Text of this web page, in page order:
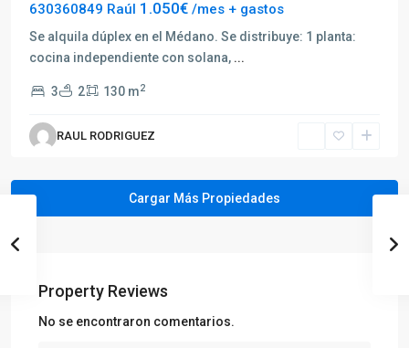
630360849 Raúl 1.050€ /mes + gastos
Se alquila dúplex en el Médano. Se distribuye: 1 planta:
cocina independiente con solana, ...
3 2 130 m2
RAUL RODRIGUEZ
Property Reviews
No se encontraron comentarios.